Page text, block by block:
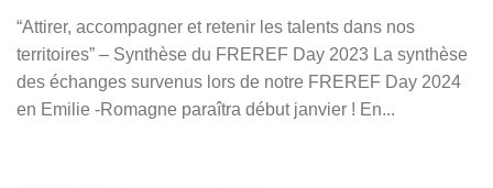
“Attirer, accompagner et retenir les talents dans nos
territoires” – Synthèse du FREREF Day 2023 La synthèse
des échanges survenus lors de notre FREREF Day 2024
en Emilie -Romagne paraîtra début janvier ! En...